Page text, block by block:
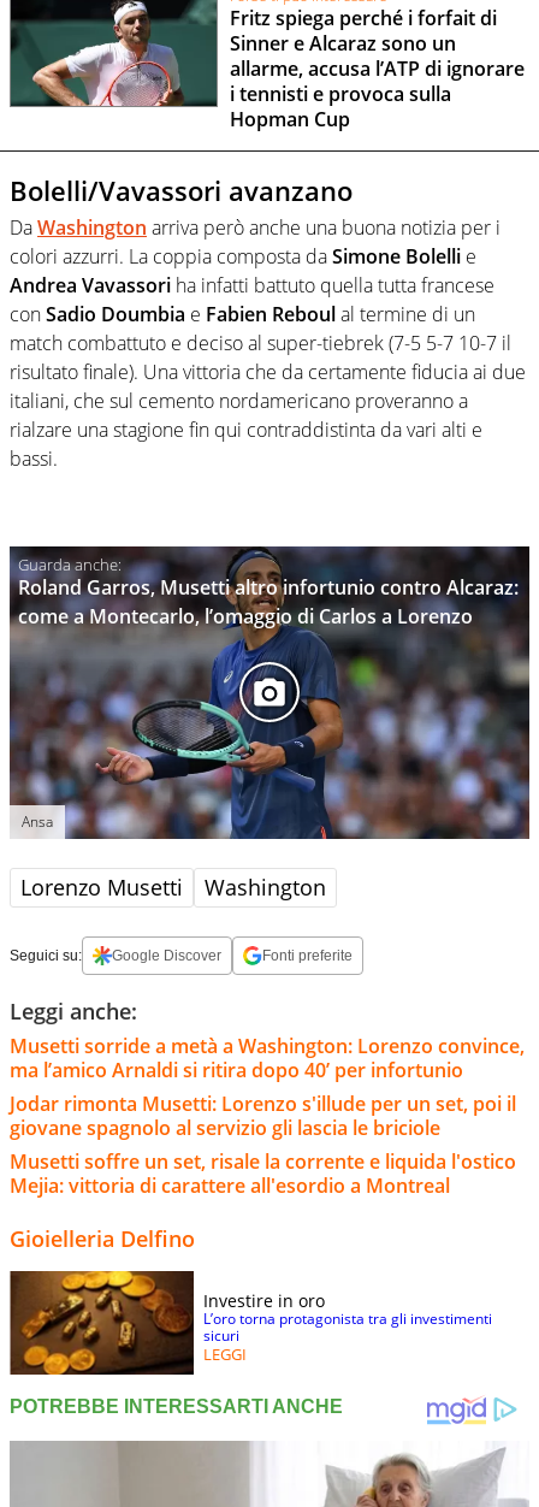
Fritz spiega perché i forfait di
Sinner e Alcaraz sono un
allarme, accusa l’ATP di ignorare
i tennisti e provoca sulla
Hopman Cup
Bolelli/Vavassori avanzano
DaWashington arriva però anche una buona notizia per i
colori azzurri. La coppia composta daSimone Bolelli e
Andrea Vavassori ha infatti battuto quella tutta francese
conSadio Doumbia e Fabien Reboulal termine di un
match combattuto e deciso al super-tiebrek (7-5 5-7 10-7 il
risultato finale). Una vittoria che da certamente fiducia ai due
italiani, che sul cemento nordamericano proveranno a
rialzare una stagione fin qui contraddistinta da vari alti e
bassi.
Roland Garros, Musetti altro infortunio contro Alcaraz:
come a Montecarlo, l’omaggio di Carlos a Lorenzo
Ansa
Lorenzo Musetti Washington
Seguici su: Google Discover Fonti preferite
Leggi anche:
Musetti sorride a metà a Washington: Lorenzo convince,
ma l’amico Arnaldi si ritira dopo 40’ per infortunio
Jodar rimonta Musetti: Lorenzo s'illude per un set, poi il
giovane spagnolo al servizio gli lascia le briciole
Musetti soffre un set, risale la corrente e liquida l'ostico
Mejia: vittoria di carattere all'esordio a Montreal
Gioielleria Delfino
Investire in oro
L’oro torna protagonista tra gli investimenti
sicuri
LEGGI